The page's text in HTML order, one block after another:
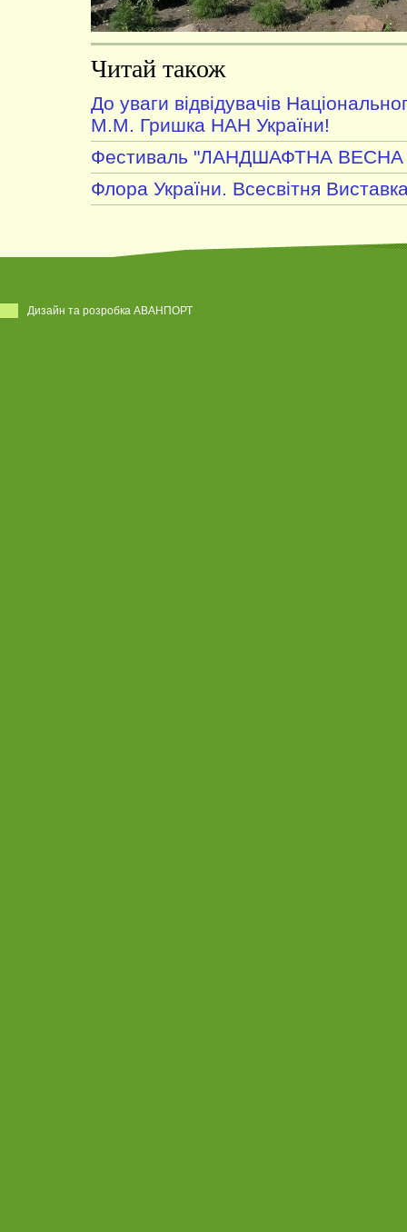
Читай також
До уваги відвідувачів
М.М. Гришка НАН України!
Фестиваль "ЛАНДШАФТНА ВЕСНА
Флора України. Всесвітня
Дизайн та розробка АВАНПОРТ